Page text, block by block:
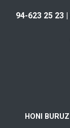
94-623 25 23 |
HONI BURUZ